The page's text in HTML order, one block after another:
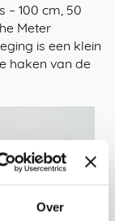
Over
– 100 cm, 50
Meter
is een klein
haken van de